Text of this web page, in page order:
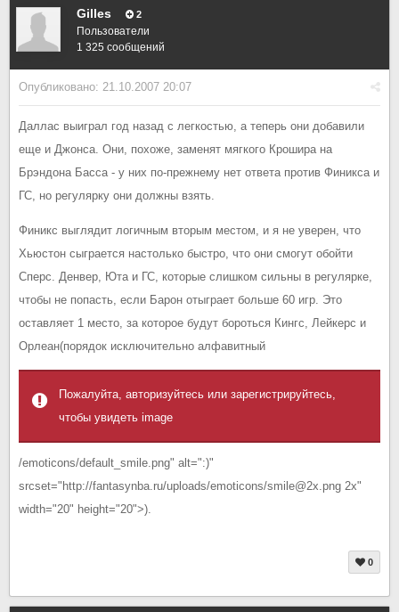
Gilles 2
Пользователи
1 325 сообщений
Опубликовано: 21.10.2007 20:07
Даллас выиграл год назад с легкостью, а теперь они добавили
еще и Джонса. Они, похоже, заменят мягкого Крошира на
Брэндона Басса - у них по-прежнему нет ответа против Финикса и
ГС, но регулярку они должны взять.
Финикс выглядит логичным вторым местом, и я не уверен, что
Хьюстон сыграется настолько быстро, что они смогут обойти
Сперс. Денвер, Юта и ГС, которые слишком сильны в регулярке,
чтобы не попасть, если Барон отыграет больше 60 игр. Это
оставляет 1 место, за которое будут бороться Кингс, Лейкерс и
Орлеан(порядок исключительно алфавитный
Пожалуйта, авторизуйтесь или зарегистрируйтесь,
чтобы увидеть image
/emoticons/default_smile.png" alt=":)"
srcset="http://fantasynba.ru/uploads/emoticons/smile@2x.png 2x"
width="20" height="20">).
0